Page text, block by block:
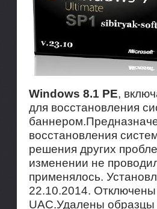
Windows 8.1 PE,
для восстановления
восстановления
решения других
изменении не
применялось.
22.10.2014.
UAC.Удалены